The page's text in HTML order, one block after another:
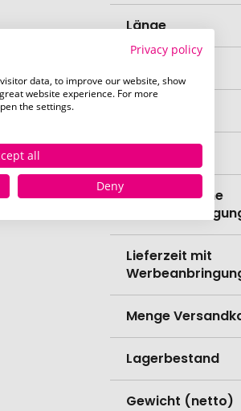
Länge
Lieferzeit ohne
Lieferzeit mit
Menge
Lagerbestand
Gewicht (netto)
Privacy policy
data, to improve our website, show
website experience. For more
the settings.
all
Deny